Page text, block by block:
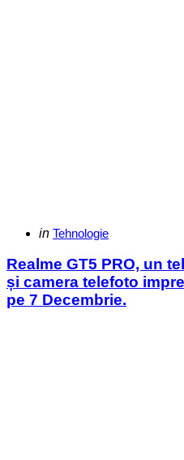
Categories
Posted
in Tehnologie
Realme GT5 PRO, un
și camera telefoto
pe 7 Decembrie.